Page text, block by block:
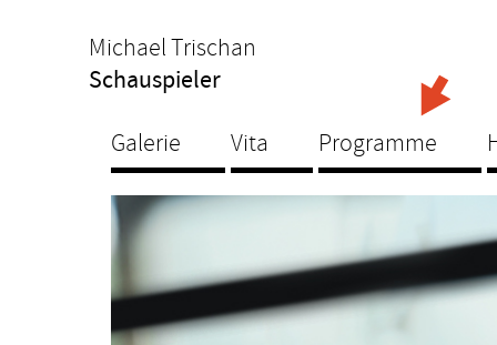
Michael Trischan
Schauspieler
Galerie Vita Programme